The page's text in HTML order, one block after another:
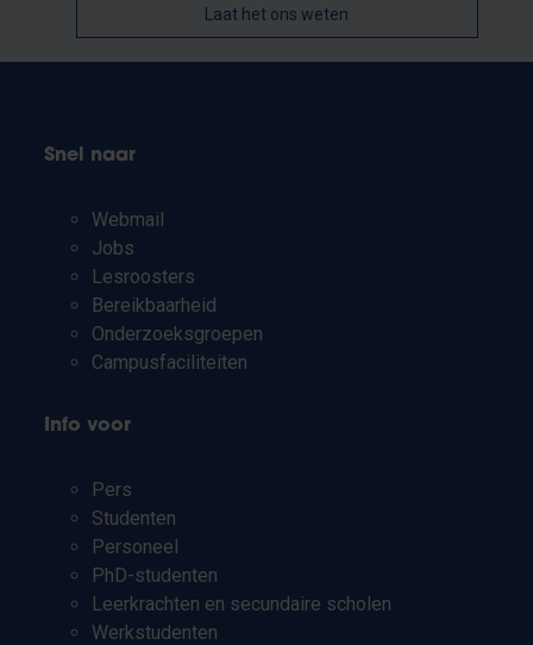
Laat het ons weten
Snel naar
Webmail
Jobs
Lesroosters
Bereikbaarheid
Onderzoeksgroepen
Campusfaciliteiten
Info voor
Pers
Studenten
Personeel
PhD-studenten
Leerkrachten en secundaire scholen
Werkstudenten